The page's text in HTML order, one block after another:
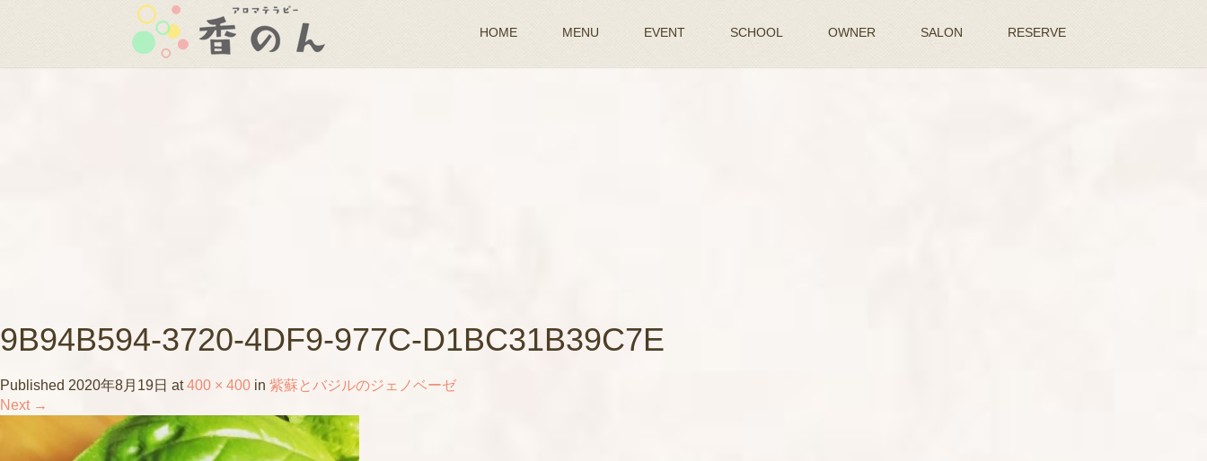
HOME MENU EVENT SCHOOL OWNER SALON RESERVE
9B94B594-3720-4DF9-977C-D1BC31B39C7E
Published 2020年8月19日 at400 × 400 in 紫蘇とバジルのジェノベーゼ
Next →